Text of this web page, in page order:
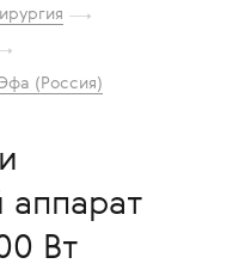
(Россия)
аппарат
Вт